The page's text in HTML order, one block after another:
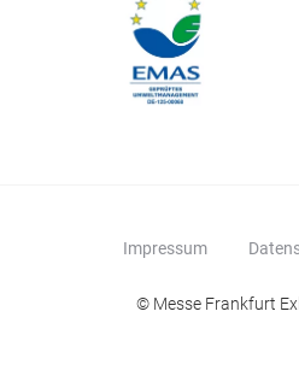
Impressum
© Messe Frankfurt